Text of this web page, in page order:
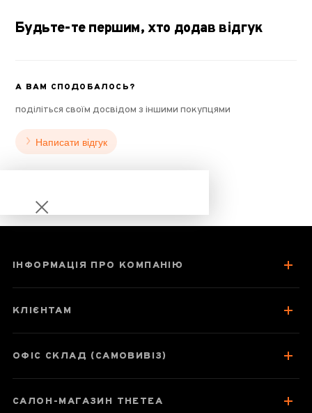
Будьте-те першим, хто додав відгук
А ВАМ СПОДОБАЛОСЬ?
поділіться своїм досвідом з іншими покупцями
Написати відгук
Чорний чай Шу
Паспорт товару
ІНФОРМАЦІЯ ПРО КОМПАНІЮ
КЛІЄНТАМ
ОФІС СКЛАД (САМОВИВІЗ)
САЛОН-МАГАЗИН THETEA